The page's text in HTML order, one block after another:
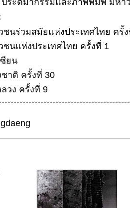
ระติมากรรมและภาพพิมพ์ มหา
ชนร่วมสมัยแห่งประเทศไทย ครั้
ชนแห่งประเทศไทย ครั้งที่ 1
ยน
าติ ครั้งที่ 30
วง ครั้งที่ 9